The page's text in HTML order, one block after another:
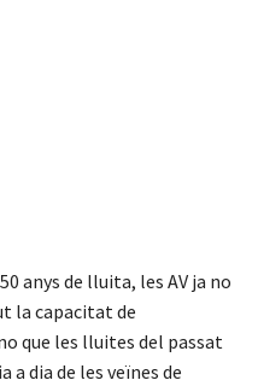
anys de lluita, les AV ja no
la capacitat de
que les lluites del passat
dia de les veïnes de